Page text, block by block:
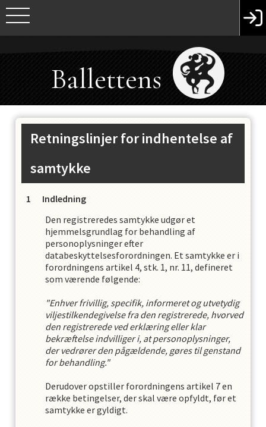
Ballettens
Venner
Retningslinjer for indhentelse af
samtykke
Indledning
Den registreredes samtykke udgør et
hjemmelsgrundlag for behandling af
personoplysninger efter
databeskyttelsesforordningen. Et samtykke er i
forordningens artikel 4, stk. 1, nr. 11, defineret
som værende følgende:
"Enhver frivillig, specifik, informeret og utvetydig
viljestilkendegivelse fra den registrerede, hvorved
den registrerede ved erklæring eller klar
bekræftelse indvilliger i, at personoplysninger,
der vedrører den pågældende, gøres til genstand
for behandling."
Derudover opstiller forordningens artikel 7 en
række betingelser, der skal være opfyldt, før et
samtykke er gyldigt.